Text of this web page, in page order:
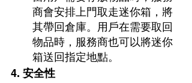
商會安排上門取走迷你箱，將
其帶回倉庫。用戶在需要取回
物品時，服務商也可以將迷你
箱送回指定地點。
4. 安全性